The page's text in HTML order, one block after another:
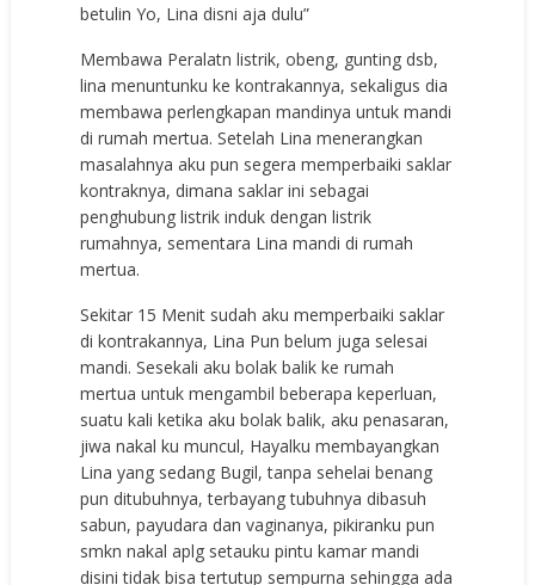
betulin Yo, Lina disni aja dulu”
Membawa Peralatn listrik, obeng, gunting dsb,
lina menuntunku ke kontrakannya, sekaligus dia
membawa perlengkapan mandinya untuk mandi
di rumah mertua. Setelah Lina menerangkan
masalahnya aku pun segera memperbaiki saklar
kontraknya, dimana saklar ini sebagai
penghubung listrik induk dengan listrik
rumahnya, sementara Lina mandi di rumah
mertua.
Sekitar 15 Menit sudah aku memperbaiki saklar
di kontrakannya, Lina Pun belum juga selesai
mandi. Sesekali aku bolak balik ke rumah
mertua untuk mengambil beberapa keperluan,
suatu kali ketika aku bolak balik, aku penasaran,
jiwa nakal ku muncul, Hayalku membayangkan
Lina yang sedang Bugil, tanpa sehelai benang
pun ditubuhnya, terbayang tubuhnya dibasuh
sabun, payudara dan vaginanya, pikiranku pun
smkn nakal aplg setauku pintu kamar mandi
disini tidak bisa tertutup sempurna sehingga ada